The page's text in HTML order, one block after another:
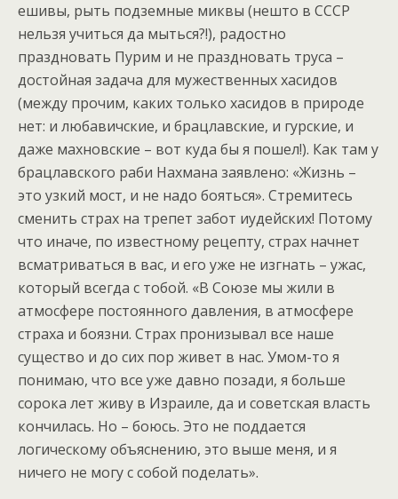
ешивы, рыть подземные миквы (нешто в СССР
нельзя учиться да мыться?!), радостно
праздновать Пурим и не праздновать труса –
достойная задача для мужественных хасидов
(между прочим, каких только хасидов в природе
нет: и любавичские, и брацлавские, и гурские, и
даже махновские – вот куда бы я пошел!). Как там у
брацлавского раби Нахмана заявлено: «Жизнь –
это узкий мост, и не надо бояться». Стремитесь
сменить страх на трепет забот иудейских! Потому
что иначе, по известному рецепту, страх начнет
всматриваться в вас, и его уже не изгнать – ужас,
который всегда с тобой. «В Союзе мы жили в
атмосфере постоянного давления, в атмосфере
страха и боязни. Страх пронизывал все наше
существо и до сих пор живет в нас. Умом-то я
понимаю, что все уже давно позади, я больше
сорока лет живу в Израиле, да и советская власть
кончилась. Но – боюсь. Это не поддается
логическому объяснению, это выше меня, и я
ничего не могу с собой поделать».